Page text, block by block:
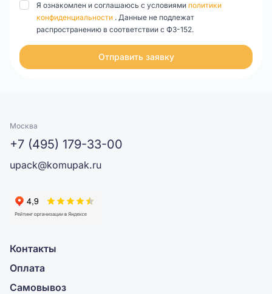
Я ознакомлен и соглашаюсь с условиями политики
конфиденциальности . Данные не подлежат
распространению в соответствии с ФЗ-152.
Отправить заявку
Москва
+7 (495) 179-33-00
upack@komupak.ru
Контакты
Оплата
Самовывоз